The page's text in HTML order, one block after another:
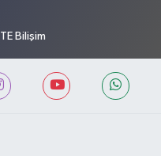
TE Bilişim